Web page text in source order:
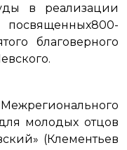
в реализации
благоверного
молодых отцов
(Клементьев